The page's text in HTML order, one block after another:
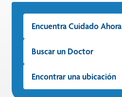
Encuentra Cuidado Ahora
Buscar un Doctor
Encontrar una ubicación